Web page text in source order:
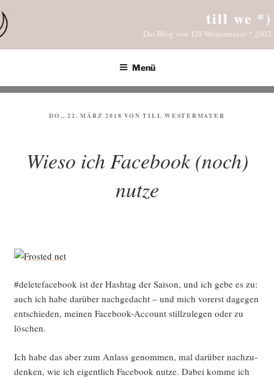
Inhalt
springen
till we *)
Das Blog von Till Westermayer * 2002
Menü
VERÖFFENTLICHT
DO., 22. MÄRZ 2018 VONTILL WESTERMAYER
Wieso ich Facebook (noch)
nutze
#dele­te­face­book ist der Hash­tag der Sai­son, und ich gebe es zu:
auch ich habe dar­über nach­ge­dacht – und mich vor­erst dage­gen
ent­schie­den, mei­nen Face­book-Account still­zu­le­gen oder zu
löschen.
Ich habe das aber zum Anlass genom­men, mal dar­über nach­zu­
den­ken, wie ich eigent­lich Face­book nut­ze. Dabei kom­me ich